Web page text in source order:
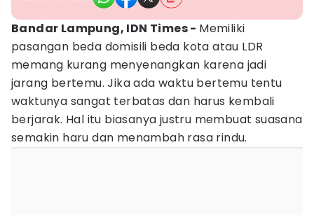
Bandar Lampung, IDN Times - Memiliki
pasangan beda domisili beda kota atau LDR
memang kurang menyenangkan karena jadi
jarang bertemu. Jika ada waktu bertemu tentu
waktunya sangat terbatas dan harus kembali
berjarak. Hal itu biasanya justru membuat suasana
semakin haru dan menambah rasa rindu.